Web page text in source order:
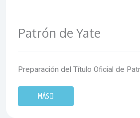
Patrón de Yate
Preparación del Título Oficial de
MÁS